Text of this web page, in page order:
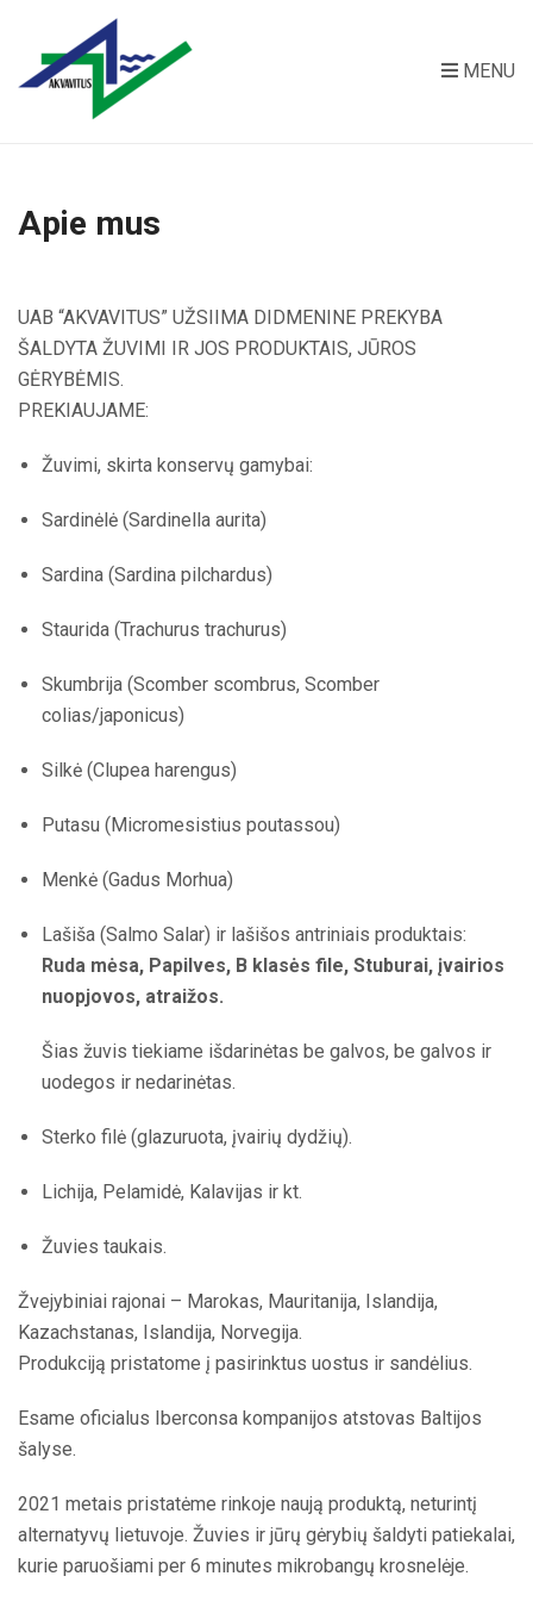
MENU
Apie mus
UAB “AKVAVITUS” UŽSIIMA DIDMENINE PREKYBA
ŠALDYTA ŽUVIMI IR JOS PRODUKTAIS, JŪROS
GĖRYBĖMIS.
PREKIAUJAME:
Žuvimi, skirta konservų gamybai:
Sardinėlė (Sardinella aurita)
Sardina (Sardina pilchardus)
Staurida (Trachurus trachurus)
Skumbrija (Scomber scombrus, Scomber
colias/japonicus)
Silkė (Clupea harengus)
Putasu (Micromesistius poutassou)
Menkė (Gadus Morhua)
Lašiša (Salmo Salar) ir lašišos antriniais produktais:
Ruda mėsa, Papilves, B klasės file, Stuburai, įvairios
nuopjovos, atraižos.
Šias žuvis tiekiame išdarinėtas be galvos, be galvos ir
uodegos ir nedarinėtas.
Sterko filė (glazuruota, įvairių dydžių).
Lichija, Pelamidė, Kalavijas ir kt.
Žuvies taukais.
Žvejybiniai rajonai – Marokas, Mauritanija, Islandija,
Kazachstanas, Islandija, Norvegija.
Produkciją pristatome į pasirinktus uostus ir sandėlius.
Esame oficialus Iberconsa kompanijos atstovas Baltijos
šalyse.
2021 metais pristatėme rinkoje naują produktą, neturintį
alternatyvų lietuvoje. Žuvies ir jūrų gėrybių šaldyti patiekalai,
kurie paruošiami per 6 minutes mikrobangų krosnelėje.